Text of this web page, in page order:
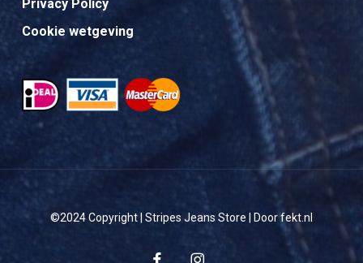
Privacy Policy
Cookie wetgeving
©2024 Copyright | Stripes Jeans Store | Door fekt.nl
facebookinstagram